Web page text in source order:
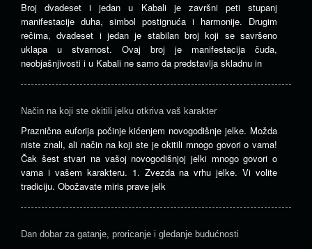
Broj dvadeset i jedan u Kabali je završni peti stupanj
manifestacije duha, simbol postignuća i harmonije. Drugim
rečima, dvadeset i jedan je stabilan broj koji se savršeno
uklapa u stvarnost. Ovaj broj je manifestacija čuda,
neobjašnjivosti i u Kabali ne samo da predstavlja skladnu in
Način na koji ste okitili jelku otkriva vaš karakter
Praznična euforija počinje kićenjem novogodišnje jelke. Možda
niste znali, ali način na koji ste je okitili mnogo govori o vama!
Čak šest stvari na vašoj novogodišnjoj jelki mnogo govori o
vama i vašem karakteru. 1. Zvezda na vrhu jelke. Vi volite
tradiciju. Obožavate miris prave jelk
Dan dobar za gatanje, proricanje i gledanje budućnosti